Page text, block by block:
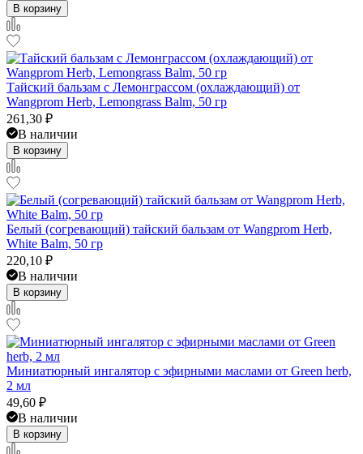
В корзину
Тайский бальзам с Лемонграссом (охлаждающий) от
Wangprom Herb, Lemongrass Balm, 50 гр
261,30 ₽
В наличии
В корзину
Белый (согревающий) тайский бальзам от Wangprom Herb,
White Balm, 50 гр
220,10 ₽
В наличии
В корзину
Миниатюрный ингалятор с эфирными маслами от Green herb,
2 мл
49,60 ₽
В наличии
В корзину